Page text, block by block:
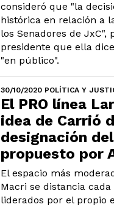
consideró que "la
histórica en relación a
los Senadores de JxC",
presidente que ella
"en público".
30/10/2020 POLÍTICA Y
El PRO línea
idea de Carrió
designación
propuesto por
El espacio más
Macri se distancia
liderados por el propio